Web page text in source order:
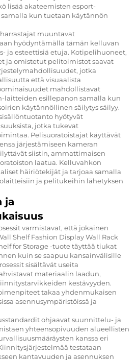
lisää akateemisten esport-
kun tuetaan käytännön
muuntavat
hyödyntämällä tämän kelluvan
ja esteettisiä etuja. Kotipelihuoneet,
ja omistetut pelitoimistot saavat
jotka
että visuaalista
mahdollistavat
laitteiden esillepanon samalla kun
käytännöllinen säilytys säilyy.
hyötyvät
jotka tukevat
Pelisuoratoistajat käyttävät
järjestämiseen kameran
siistin, ammattimaisen
laatua. Kelluvahkon
häiriötekijät ja tarjoaa samalla
ja pelitukeihin lähetyksen
ja
varmistavat, että jokainen
Shelf Fashion Display Wall Rack
for Storage -tuote täyttää tiukat
kuin se saapuu kansainvälisille
sisältävät useita
materiaalin laadun,
kestävyyden.
takaa yhdenmukaisen
asennusympäristöissä ja
ohjaavat suunnittelu- ja
yhteensopivuuden alueellisten
kanssa eri
testataan
kantavuuden ja asennuksen